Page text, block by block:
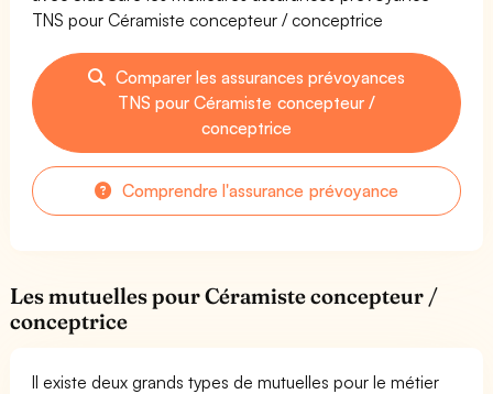
TNS pour Céramiste concepteur / conceptrice
Comparer les assurances prévoyances
TNS pour Céramiste concepteur /
conceptrice
Comprendre l'assurance prévoyance
Les mutuelles pour Céramiste concepteur /
conceptrice
Il existe deux grands types de mutuelles pour le métier